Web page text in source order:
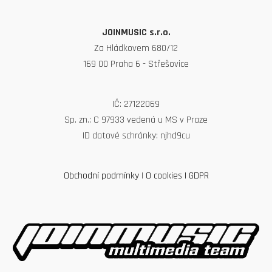
JOINMUSIC s.r.o.
Za Hládkovem 680/12
169 00 Praha 6 - Střešovice
IČ: 27122069
Sp. zn.: C 97933 vedená u MS v Praze
ID datové schránky: njhd9cu
Obchodní podmínky| O cookies | GDPR